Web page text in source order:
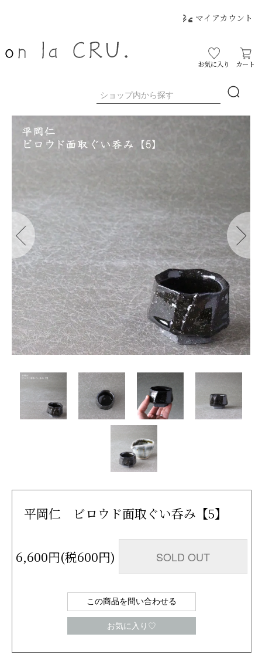
マイアカウント
お気に入り カート
平岡仁 ビロウド面取ぐい呑み【5】
6,600円(税600円) SOLD OUT
この商品を問い合わせる
お気に入り♡